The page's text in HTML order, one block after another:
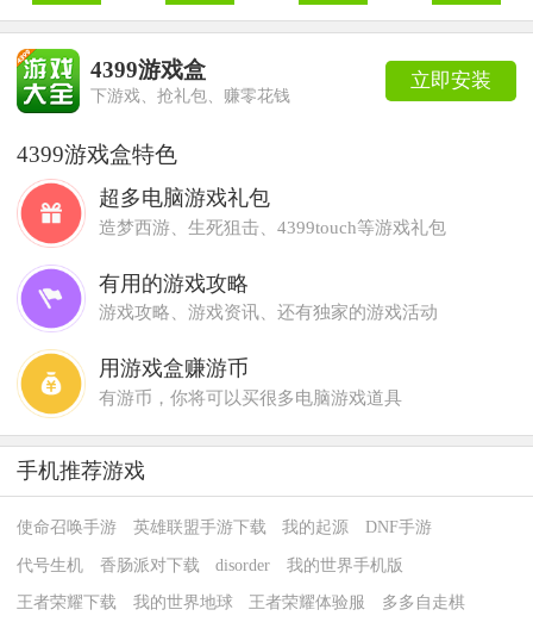
立即安装
4399游戏盒
下游戏、抢礼包、赚零花钱
4399游戏盒特色
超多电脑游戏礼包
造梦西游、生死狙击、4399touch等游戏礼包
有用的游戏攻略
游戏攻略、游戏资讯、还有独家的游戏活动
用游戏盒赚游币
有游币，你将可以买很多电脑游戏道具
手机推荐游戏
使命召唤手游 英雄联盟手游下载 我的起源 DNF手游
代号生机 香肠派对下载 disorder 我的世界手机版
王者荣耀下载 我的世界地球 王者荣耀体验服 多多自走棋